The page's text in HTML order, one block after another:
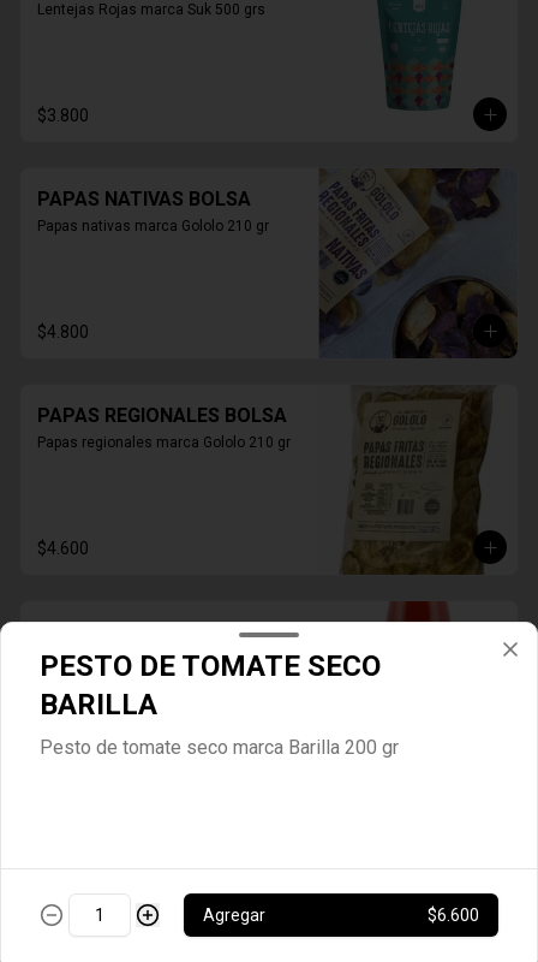
Lentejas Rojas marca Suk 500 grs
$3.800
PAPAS NATIVAS BOLSA
Papas nativas marca Gololo 210 gr
$4.800
PAPAS REGIONALES BOLSA
Papas regionales marca Gololo 210 gr
$4.600
PASSATA DI POMODORO
TOSTANI
TOSTANI 680 GR
200 gr
PESTO DE TOMATE SECO
BARILLA
Pesto de tomate seco marca Barilla 200 gr
Agregar $6.600